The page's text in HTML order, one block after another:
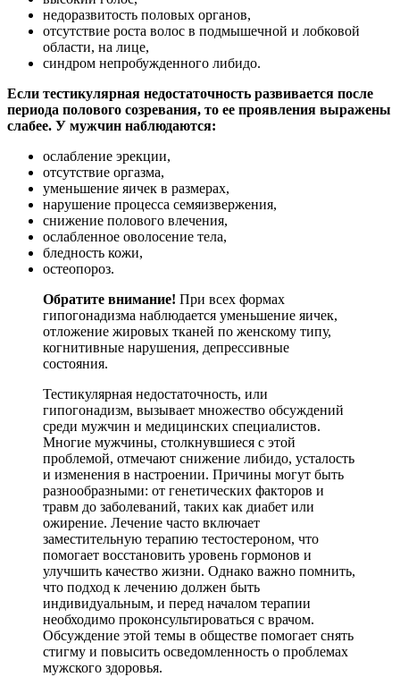
недоразвитость половых органов,
отсутствие роста волос в подмышечной и лобковой
области, на лице,
синдром непробужденного либидо.
Если тестикулярная недостаточность развивается после
периода полового созревания, то ее проявления выражены
слабее. У мужчин наблюдаются:
ослабление эрекции,
отсутствие оргазма,
уменьшение яичек в размерах,
нарушение процесса семяизвержения,
снижение полового влечения,
ослабленное оволосение тела,
бледность кожи,
остеопороз.
Обратите внимание! При всех формах
гипогонадизма наблюдается уменьшение яичек,
отложение жировых тканей по женскому типу,
когнитивные нарушения, депрессивные
состояния.
Тестикулярная недостаточность, или
гипогонадизм, вызывает множество обсуждений
среди мужчин и медицинских специалистов.
Многие мужчины, столкнувшиеся с этой
проблемой, отмечают снижение либидо, усталость
и изменения в настроении. Причины могут быть
разнообразными: от генетических факторов и
травм до заболеваний, таких как диабет или
ожирение. Лечение часто включает
заместительную терапию тестостероном, что
помогает восстановить уровень гормонов и
улучшить качество жизни. Однако важно помнить,
что подход к лечению должен быть
индивидуальным, и перед началом терапии
необходимо проконсультироваться с врачом.
Обсуждение этой темы в обществе помогает снять
стигму и повысить осведомленность о проблемах
мужского здоровья.